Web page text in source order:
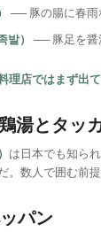
── 豚の腸に春雨
）
── 豚足を醤
理店ではまず出
湯とタッ
は日本でも知られ
。数人で囲む前提
パン